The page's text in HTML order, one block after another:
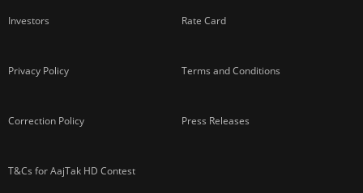
Investors Rate Card
Privacy Policy Terms and Conditions
Correction Policy Press Releases
T&Cs for AajTak HD Contest